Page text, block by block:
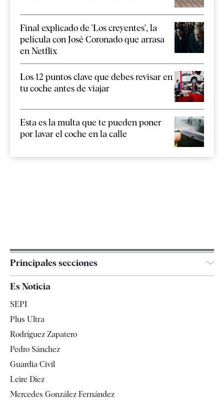
Final explicado de 'Los creyentes', la
película con José Coronado que arrasa
en Netflix
Los 12 puntos clave que debes revisar en
tu coche antes de viajar
Esta es la multa que te pueden poner
por lavar el coche en la calle
Principales secciones
España
Televisión
Es Noticia
SEPI
Plus Ultra
Rodríguez Zapatero
Pedro Sánchez
Guardia Civil
Leire Díez
Mercedes González Fernández